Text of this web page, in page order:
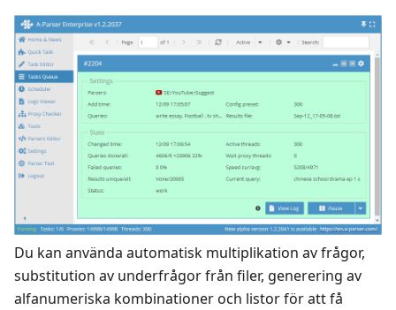
Du kan använda automatisk multiplikation av frågor,
substitution av underfrågor från filer, generering av
alfanumeriska kombinationer och listor för att få